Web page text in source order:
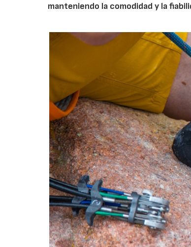
manteniendo la comodidad y la